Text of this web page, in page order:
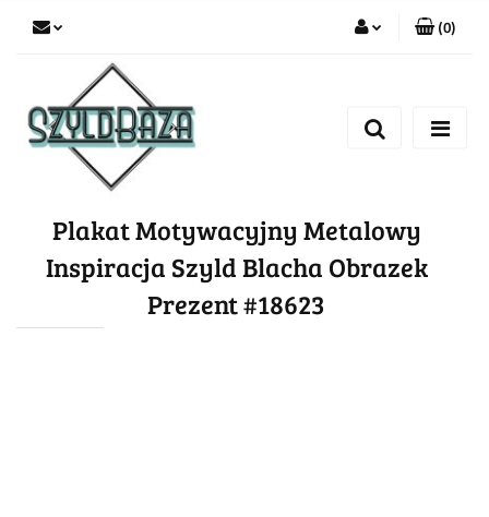
Zarejestruj się
(0)
Plakat Motywacyjny Metalowy
Inspiracja Szyld Blacha Obrazek
Prezent #18623